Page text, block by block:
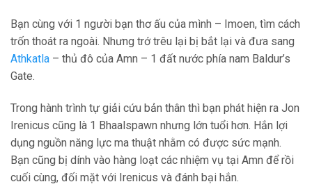
Bạn cùng với 1 người bạn thơ ấu của mình – Imoen, tìm cách
trốn thoát ra ngoài. Nhưng trớ trêu lại bị bắt lại và đưa sang
Athkatla – thủ đô của Amn – 1 đất nước phía nam Baldur’s
Gate.
Trong hành trình tự giải cứu bản thân thì bạn phát hiện ra Jon
Irenicus cũng là 1 Bhaalspawn nhưng lớn tuổi hơn. Hắn lợi
dụng nguồn năng lực ma thuật nhằm có được sức mạnh.
Bạn cũng bị dính vào hàng loạt các nhiệm vụ tại Amn để rồi
cuối cùng, đối mặt với Irenicus và đánh bại hắn.